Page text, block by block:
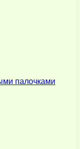
палочками